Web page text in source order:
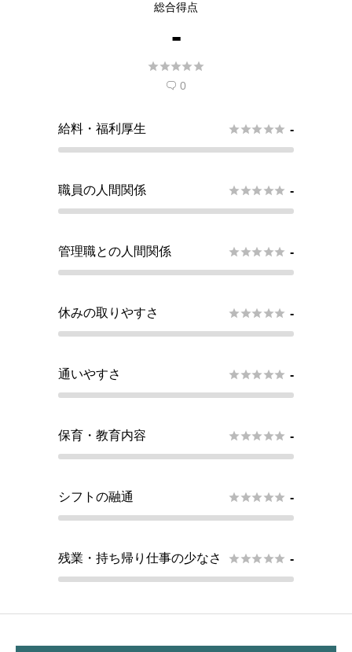
総合得点
-

 0
給料・福利厚生  -
職員の人間関係  -
管理職との人間関係  -
休みの取りやすさ  -
通いやすさ  -
保育・教育内容  -
シフトの融通  -
残業・持ち帰り仕事の少なさ  -